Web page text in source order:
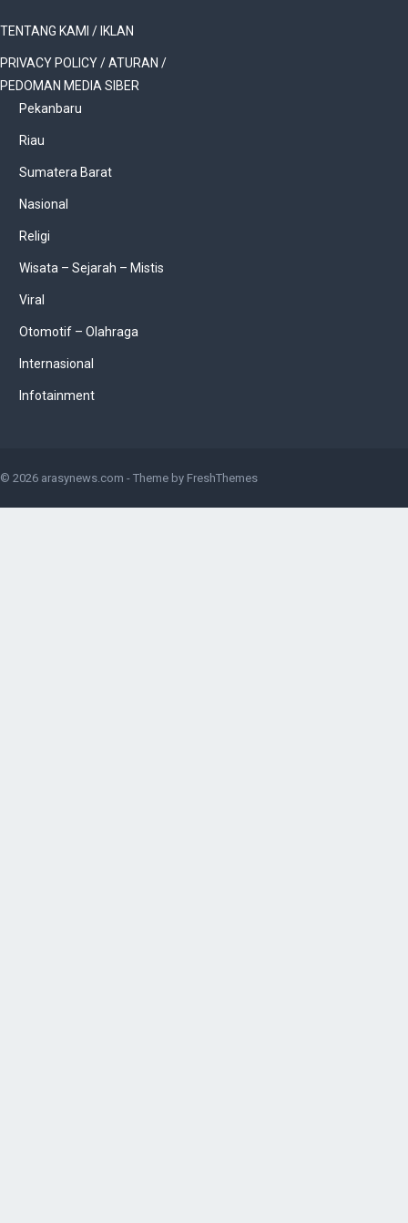
TENTANG KAMI / IKLAN
PRIVACY POLICY / ATURAN /
PEDOMAN MEDIA SIBER
Pekanbaru
Riau
Sumatera Barat
Nasional
Religi
Wisata – Sejarah – Mistis
Viral
Otomotif – Olahraga
Internasional
Infotainment
© 2026 arasynews.com - Theme by FreshThemes